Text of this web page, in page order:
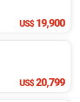
US$ 19,900
US$20,799